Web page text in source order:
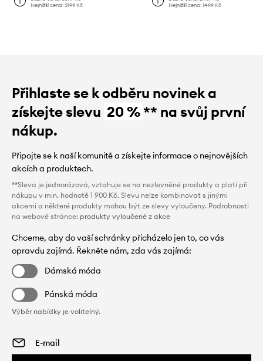
Nejnižší cena:3199 Kč
Nejnižší cena: 1499 Kč
Přihlaste se k odběru novinek a
získejte slevu 20 %** na svůj první
nákup.
Připojte se k naší komunitě a získejte informace o nejnovějších
akcích a produktech.
**Sleva je jednorázová, vztahuje se na nezlevněné produkty a platí při
nákupu v min. hodnotě 1 900 Kč. Slevu nelze kombinovat s jinými
akcemi a některé produkty mohou být ze slevy vyloučeny. Podrobnosti
na webové stránce: produkty vyloučené z akce
Chceme, aby do vaší schránky přicházelo jen to, co vás
opravdu zajímá. Řekněte nám, zda vás zajímá:
Dámská móda
Pánská móda
Výběr nabídky je volitelný.